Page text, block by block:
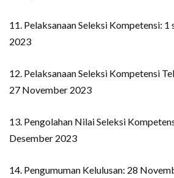
11. Pelaksanaan Seleksi Kompetensi:
2023
12. Pelaksanaan Seleksi Kompetensi
27 November 2023
13. Pengolahan Nilai Seleksi
Desember 2023
14. Pengumuman Kelulusan: 28